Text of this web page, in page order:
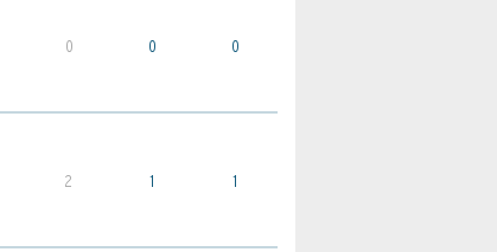
0 0 0
2 1 1